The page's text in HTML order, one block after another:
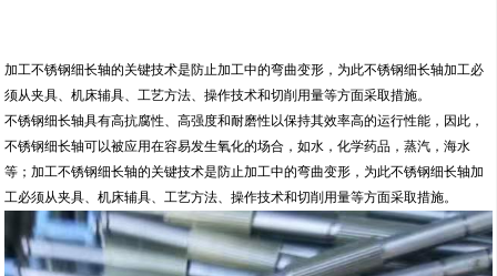
加工不锈钢细长轴的关键技术是防止加工中的弯曲变形，为此不锈钢细长轴加工必
须从夹具、机床辅具、工艺方法、操作技术和切削用量等方面采取措施。
不锈钢细长轴具有高抗腐性、高强度和耐磨性以保持其效率高的运行性能，因此，
不锈钢细长轴可以被应用在容易发生氧化的场合，如水，化学药品，蒸汽，海水
等；加工不锈钢细长轴的关键技术是防止加工中的弯曲变形，为此不锈钢细长轴加
工必须从夹具、机床辅具、工艺方法、操作技术和切削用量等方面采取措施。